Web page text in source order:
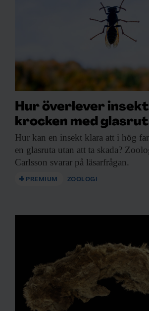
Hur överlever
krocken med
Hur kan en insekt klara att i hög
en glasruta utan att ta skada?
Carlsson svarar på läsarfrågan.
PREMIUM ZOOLOGI